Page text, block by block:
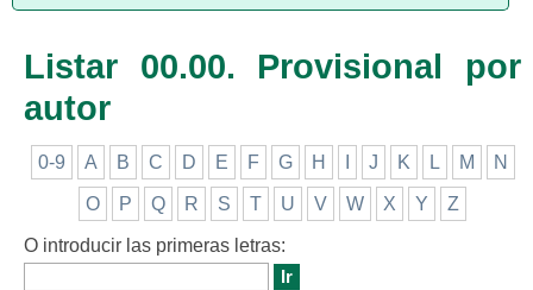
Listar 00.00. Provisional por
autor
0-9 A B C D E F G H J K L M N
O P Q R S T U V W X Y Z
O introducir las primeras letras: